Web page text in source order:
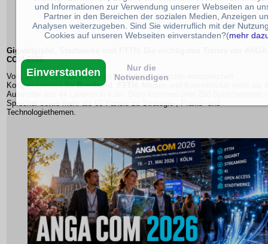
Gigabitgipfel, Stadtwerke und FTTH: Die wichtigsten Trends der ANGA
COM 2026
Vom 19. bis 21. Mai treffen sich auf der wichtigsten europäischen
Kongressmesse fürBreitband
Aussteller aus 44 Ländern in Köln. Dazu kommen über 250 Sprecherinnen
Sprecher sowie mehr als 60 Panels zu Strategie-, Praxis- und
Technologiethemen.
und Informationen zur Verwendung unserer Webseiten an
Partner in den Bereichen der sozialen Medien, Anzeigen
Analysen weiterzugeben. Sind Sie widerruflich mit der
Cookies auf unseren Webseiten einverstanden?(mehr
Einverstanden
Nur die
Notwendigen